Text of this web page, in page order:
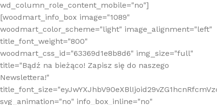
wd_column_role_content_mobile="no"]
[woodmart_info_box image="1089"
woodmart_color_scheme="light" image_alignment="left"
title_font_weight="800"
woodmart_css_id="63369d1e8b8d6" img_size="full"
title="Bądź na bieżąco! Zapisz się do naszego
Newslettera!"
svg_animation="no" info_box_inline="no"